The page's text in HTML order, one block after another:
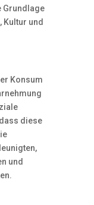
Grundlage
Kultur und
Konsum
diese
und